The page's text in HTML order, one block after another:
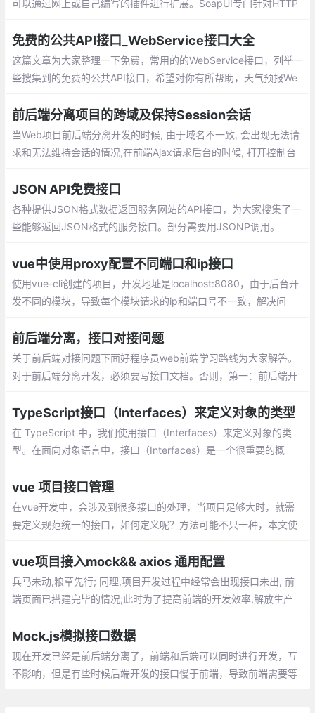
可以通过网上或自己编写的插件进行扩展。SoapUI专门针对HTTP
议的接口不支持
免费的公共API接口_WebService接口大全
这篇文章为大家整理一下免费，常用的的WebService接口，列举一
些搜集到的免费的公共API接口，希望对你有所帮助，天气预报We
英文、数字和中文简体字
前后端分离项目的跨域及保持Session会话
当Web项目前后端分离开发的时候, 由于域名不一致, 会出现无法请
求和无法维持会话的情况,在前端Ajax请求后台的时候, 打开控制台
JSON API免费接口
各种提供JSON格式数据返回服务网站的API接口，为大家搜集了一
些能够返回JSON格式的服务接口。部分需要用JSONP调用。
vue中使用proxy配置不同端口和ip接口
使用vue-cli创建的项目，开发地址是localhost:8080，由于后台开
发不同的模块，导致每个模块请求的ip和端口号不一致，解决问
前后端分离，接口对接问题
关于前后端对接问题下面好程序员web前端学习路线为大家解答。
对于前后端分离开发，必须要写接口文档。否则，第一：前后端开
TypeScript接口（Interfaces）来定义对象的类型
在 TypeScript 中，我们使用接口（Interfaces）来定义对象的类
型。在面向对象语言中，接口（Interfaces）是一个很重要的概
现（implements）
vue 项目接口管理
在vue开发中，会涉及到很多接口的处理，
当项目足够大时，就需要定义规范统一的接
使用axios+async/await进行接口的统一管
理。
vue项目接入mock&& axios 通用配置
兵马未动,粮草先行; 同理,项目开发过程中经常会出现接口未出, 前
端页面已搭建完毕的情况;此时为了提高前端的开发效率,解放生产
Mock.js模拟接口数据
现在开发已经是前后端分离了，前端和后端可以同时进行开发，互
不影响，但是有些时候后端开发的接口慢于前端，导致前端需要等